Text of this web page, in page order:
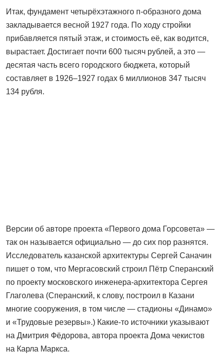
Итак, фундамент четырёхэтажного п-образного дома
закладывается весной 1927 года. По ходу стройки
прибавляется пятый этаж, и стоимость её, как водится,
вырастает. Достигает почти 600 тысяч рублей, а это —
десятая часть всего городского бюджета, который
составляет в 1926–1927 годах 6 миллионов 347 тысяч
134 рубля.
Версии об авторе проекта «Первого дома Горсовета» —
так он называется официально — до сих пор разнятся.
Исследователь казанской архитектуры Сергей Саначин
пишет о том, что Мергасовский строил Пётр Сперанский
по проекту московского инженера-архитектора Сергея
Глаголева (Сперанский, к слову, построил в Казани
многие сооружения, в том числе — стадионы «Динамо»
и «Трудовые резервы».) Какие-то источники указывают
на Дмитрия Фёдорова, автора проекта Дома чекистов
на Карла Маркса.